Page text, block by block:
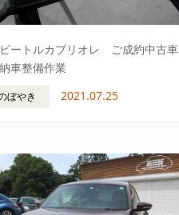
ートルカブリオレ ご成約中古車
車整備作業
ぼやき 2021.07.25